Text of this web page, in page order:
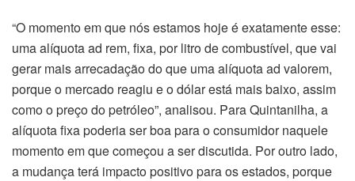
“O momento em que nós estamos hoje é exatamente esse:
uma alíquota ad rem, fixa, por litro de combustível, que vai
gerar mais arrecadação do que uma alíquota ad valorem,
porque o mercado reagiu e o dólar está mais baixo, assim
como o preço do petróleo”, analisou. Para Quintanilha, a
alíquota fixa poderia ser boa para o consumidor naquele
momento em que começou a ser discutida. Por outro lado,
a mudança terá impacto positivo para os estados, porque